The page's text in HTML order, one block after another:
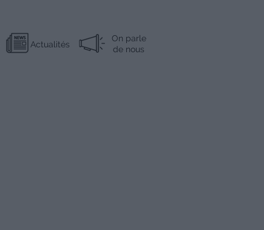
Actualités
On parle
de nous